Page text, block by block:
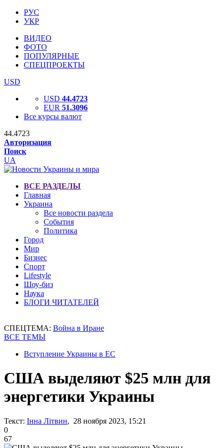
РУС
УКР
ВИДЕО
ФОТО
ПОПУЛЯРНЫЕ
СПЕЦПРОЕКТЫ
USD
USD 44.4723
EUR 51.3096
Все курсы валют
44.4723
Авторизация
Поиск
UA
ВСЕ РАЗДЕЛЫ
Главная
Украина
Все новости раздела
События
Политика
Город
Мир
Бизнес
Спорт
Lifestyle
Шоу-биз
Наука
БЛОГИ ЧИТАТЕЛЕЙ
СПЕЦТЕМА: Война в Иране
ВСЕ ТЕМЫ
Вступление Украины в ЕС
США выделяют $25 млн для
энергетики Украины
Текст: Інна Літвин, 28 ноября 2023, 15:21
0
67